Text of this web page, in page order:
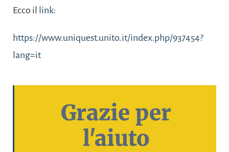
Ecco il link:
https://www.uniquest.unito.it/index.php/937454?
lang=it
Grazie per
l'aiuto